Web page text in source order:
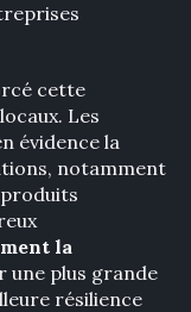
cette
Les
évidence la
notamment
la
une plus grande
résilience